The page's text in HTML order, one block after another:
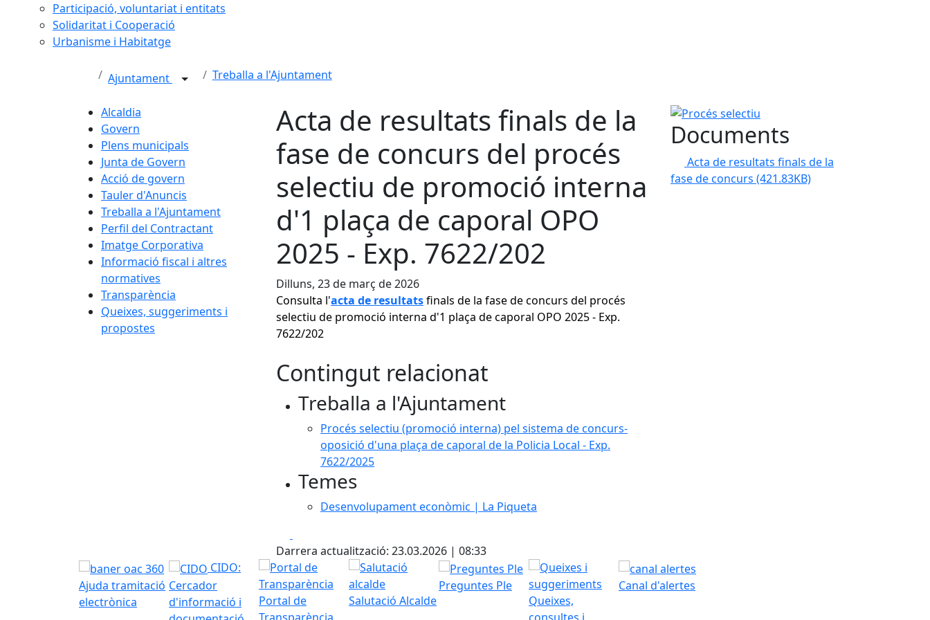
Participació, voluntariat i entitats
Solidaritat i Cooperació
Urbanisme i Habitatge
Ajuntament Treballa a l'Ajuntament
Alcaldia
Govern
Plens municipals
Junta de Govern
Acció de govern
Tauler d'Anuncis
Treballa a l'Ajuntament
Perfil del Contractant
Imatge Corporativa
Informació fiscal i altres
normatives
Transparència
Queixes, suggeriments i
propostes
Acta de resultats finals de la
fase de concurs del procés
selectiu de promoció interna
d'1 plaça de caporal OPO
2025 - Exp. 7622/202
Dilluns, 23 de març de 2026
Consulta l'acta de resultatsfinals de la fase de concurs del procés
selectiu de promoció interna d'1 plaça de caporal OPO 2025 - Exp.
7622/202
Contingut relacionat
Treballa a l'Ajuntament
Procés selectiu (promoció interna) pel sistema de concurs-
oposició d'una plaça de caporal de la Policia Local - Exp.
7622/2025
Temes
Desenvolupament econòmic | La Piqueta
Darrera actualització: 23.03.2026 | 08:33
Procés selectiu
Documents
Acta de resultats finals de la
fase de concurs (421.83KB)
Ajuda tramitació
electrònica
CIDO:
Cercador
d'informació i
Portal de
Salutació Alcalde
Preguntes Ple
Queixes,
Canal d'alertes